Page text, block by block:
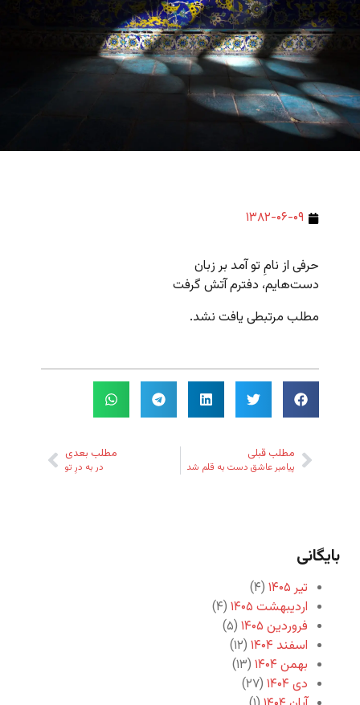
۱۳۸۲-۰۶-۰۹
حرفی از نامِ تو آمد بر زبان
دست‌هایم، دفترم آتش گرفت
مطلب مرتبطی یافت نشد.
مطلب قبلی
پیامبر عاشق دست به قلم شد
مطلب بعدی
در به درِ تو
بایگانی
تیر ۱۴۰۵
(۴)
اردیبهشت ۱۴۰۵
(۴)
فروردین ۱۴۰۵
(۵)
اسفند ۱۴۰۴
(۱۲)
بهمن ۱۴۰۴
(۱۳)
دی ۱۴۰۴
(۲۷)